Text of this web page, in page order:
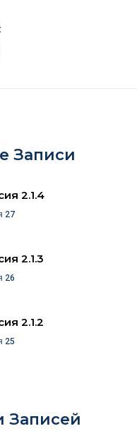
Записи
2.1.4
27
2.1.3
26
2.1.2
25
Записей